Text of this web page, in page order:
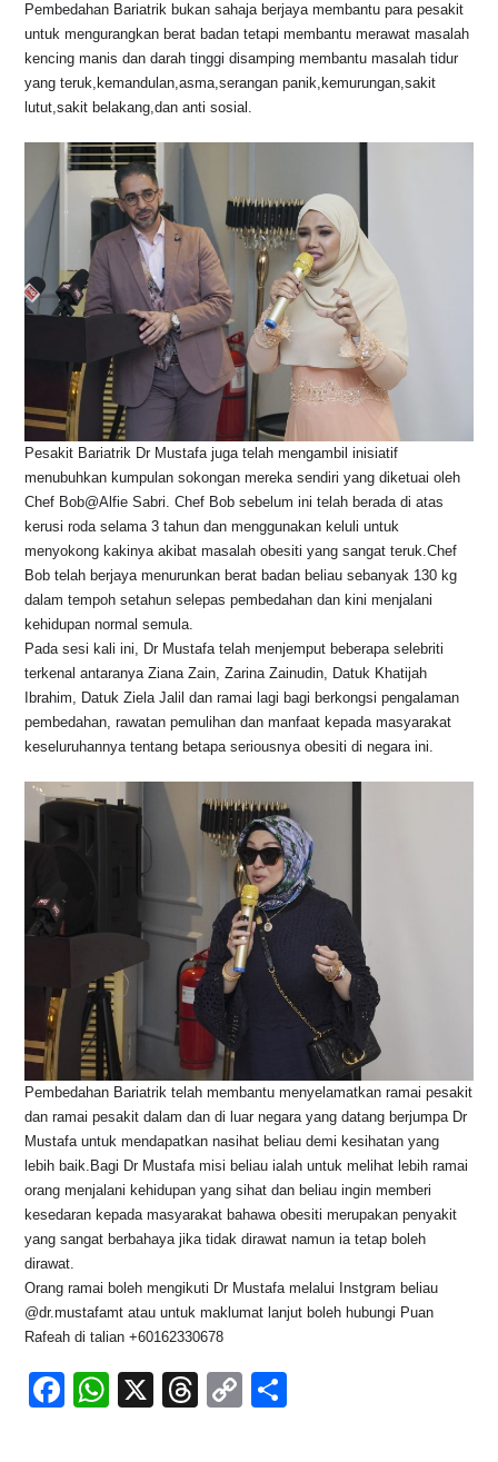
Pembedahan Bariatrik bukan sahaja berjaya membantu para pesakit
untuk mengurangkan berat badan tetapi membantu merawat masalah
kencing manis dan darah tinggi disamping membantu masalah tidur
yang teruk,kemandulan,asma,serangan panik,kemurungan,sakit
lutut,sakit belakang,dan anti sosial.
Pesakit Bariatrik Dr Mustafa juga telah mengambil inisiatif
menubuhkan kumpulan sokongan mereka sendiri yang diketuai oleh
Chef Bob@Alfie Sabri. Chef Bob sebelum ini telah berada di atas
kerusi roda selama 3 tahun dan menggunakan keluli untuk
menyokong kakinya akibat masalah obesiti yang sangat teruk.Chef
Bob telah berjaya menurunkan berat badan beliau sebanyak 130 kg
dalam tempoh setahun selepas pembedahan dan kini menjalani
kehidupan normal semula.
Pada sesi kali ini, Dr Mustafa telah menjemput beberapa selebriti
terkenal antaranya Ziana Zain, Zarina Zainudin, Datuk Khatijah
Ibrahim, Datuk Ziela Jalil dan ramai lagi bagi berkongsi pengalaman
pembedahan, rawatan pemulihan dan manfaat kepada masyarakat
keseluruhannya tentang betapa seriousnya obesiti di negara ini.
Pembedahan Bariatrik telah membantu menyelamatkan ramai pesakit
dan ramai pesakit dalam dan di luar negara yang datang berjumpa Dr
Mustafa untuk mendapatkan nasihat beliau demi kesihatan yang
lebih baik.Bagi Dr Mustafa misi beliau ialah untuk melihat lebih ramai
orang menjalani kehidupan yang sihat dan beliau ingin memberi
kesedaran kepada masyarakat bahawa obesiti merupakan penyakit
yang sangat berbahaya jika tidak dirawat namun ia tetap boleh
dirawat.
Orang ramai boleh mengikuti Dr Mustafa melalui Instgram beliau
@dr.mustafamt atau untuk maklumat lanjut boleh hubungi Puan
Rafeah di talian +60162330678
F
W
X
T
C